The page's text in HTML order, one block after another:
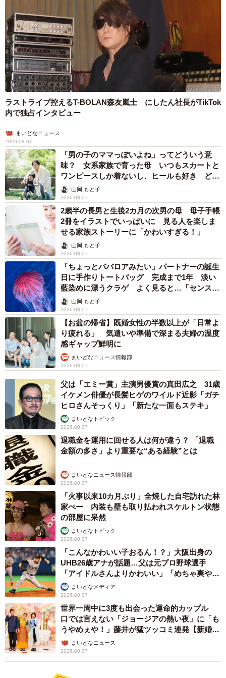
ラストライブ控えるT-BOLAN森友嵐士 にしたん社長がTikTok
内で独占インタビュー
まいどなニュース
2026.08.07
「男の子のママっぽいよね」ってどういう意
味？ 女系家族で育った母 いつもスカートと
ワンピースしか着ないし、ヒールも好き どの
へんが…
山岡 もと子
2026.08.07
2歳半の長男と生後2カ月の次男の母 母子手帳
2冊をイラストでいっぱいに 見る人を楽しま
せる家族ストーリーに「かわいすぎる！」
山岡 もと子
2026.08.07
「ちょっとババロアみたい」パートナーの誕生
日に手作りトートバッグ 完成まで1年 淡い
藍染めに漂うクラゲ よく見ると…「センスす
ごい」山岡 もと子
2026.08.07
【お盆の帰省】既婚女性の半数以上が「日常よ
り疲れる」 気遣いや準備で深まる夫婦の温度
感ギャップ鮮明に
まいどなニュース情報部
2026.08.07
父は「エミー賞」主演男優賞の真田広之 31歳
イケメン俳優が長髪ヒゲのワイルド近影「ガチ
ヒロさんそっくり」「新たな一面もステキ」
まいどなトピック
2026.08.07
退職金を運用に回せる人は何が違う？ 「退職
金額の多さ」より重要な“ある経験”とは
まいどなニュース情報部
2026.08.07
「火事以来10カ月ぶり」全焼した自宅訪れた林
家ぺー 内装も壁も取り払われスケルトン状態
の部屋に呆然
まいどなトピック
2026.08.07
「こんなかわいい子おるん！？」大阪出身の
UHB26歳アナが話題…父は元プロ野球選手
「アイドルさんよりかわいい」「めちゃ爽や
か」まいどなメディア
2026.08.07
世界一周中に3度も出会った運命的カップル
口では言えない「ジョージアの熱い夜」に「も
うやめぇや！」藤井が猛ツッコミ連発【新婚さ
ん】まいどなニュース
2026.08.07